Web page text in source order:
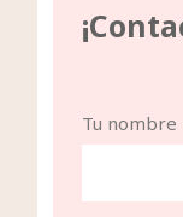
Tu nombre